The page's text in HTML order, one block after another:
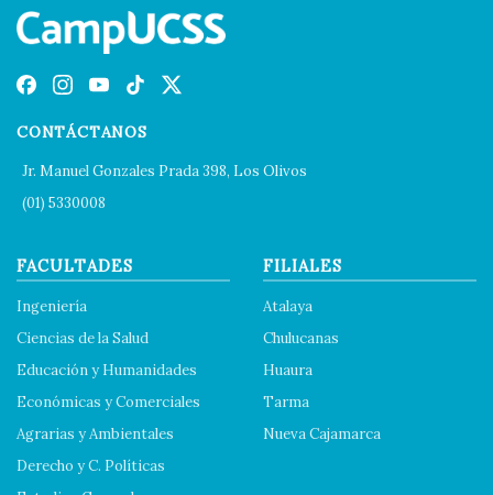
CONTÁCTANOS
Jr. Manuel Gonzales Prada 398, Los Olivos
(01) 5330008
FACULTADES
Ingeniería
Ciencias de la Salud
Educación y Humanidades
Económicas y Comerciales
Agrarias y Ambientales
Derecho y C. Políticas
FILIALES
Atalaya
Chulucanas
Huaura
Tarma
Nueva Cajamarca